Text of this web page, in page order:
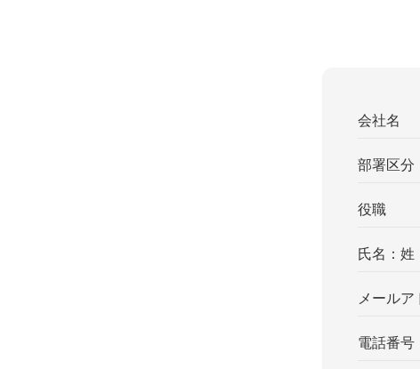
会社名
部署区分
役職
氏名：姓
メールア
電話番号